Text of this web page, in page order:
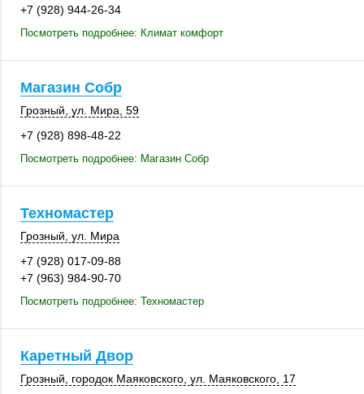
+7 (928) 944-26-34
Посмотреть подробнее: Климат комфорт
Магазин Собр
Грозный ул. Мира, 59
+7 (928) 898-48-22
Посмотреть подробнее: Магазин Собр
Техномастер
Грозный ул. Мира
+7 (928) 017-09-88
+7 (963) 984-90-70
Посмотреть подробнее: Техномастер
Каретный Двор
Грозный городок Маяковского ул. Маяковского, 17